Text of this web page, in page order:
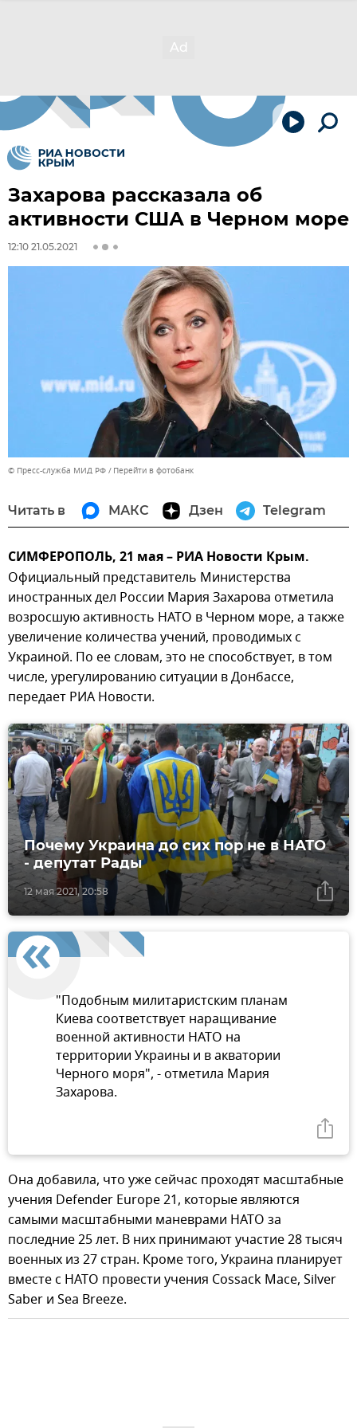
Захарова рассказала об
активности США в Черном море
12:10 21.05.2021
© Пресс-служба МИД РФ Перейти в фотобанк
Читать в МАКС Дзен Telegram
СИМФЕРОПОЛЬ, 21 мая – РИА Новости Крым.
Официальный представитель Министерства
иностранных дел России Мария Захарова отметила
возросшую активность НАТО в Черном море, а также
увеличение количества учений, проводимых с
Украиной. По ее словам, это не способствует, в том
числе, урегулированию ситуации в Донбассе,
передает РИА Новости.
12 мая 2021, 20:58
Почему Украина до сих пор не в НАТО
- депутат Рады
"Подобным милитаристским планам
Киева соответствует наращивание
военной активности НАТО на
территории Украины и в акватории
Черного моря", - отметила Мария
Захарова.
Она добавила, что уже сейчас проходят масштабные
учения Defender Europe 21, которые являются
самыми масштабными маневрами НАТО за
последние 25 лет. В них принимают участие 28 тысяч
военных из 27 стран. Кроме того, Украина планирует
вместе с НАТО провести учения Cossack Mace, Silver
Saber и Sea Breeze.